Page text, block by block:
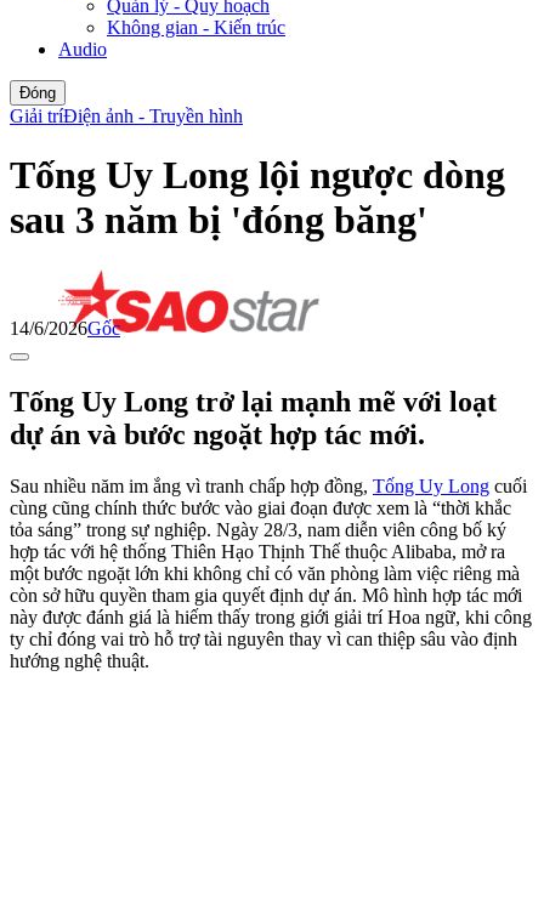
Quản lý - Quy hoạch
Không gian - Kiến trúc
Audio
Đóng
Giải tríĐiện ảnh - Truyền hình
Tống Uy Long lội ngược dòng
sau 3 năm bị 'đóng băng'
14/6/2026Gốc
Tống Uy Long trở lại mạnh mẽ với loạt
dự án và bước ngoặt hợp tác mới.
Sau nhiều năm im ắng vì tranh chấp hợp đồng, Tống Uy Long cuối
cùng cũng chính thức bước vào giai đoạn được xem là “thời khắc
tỏa sáng” trong sự nghiệp. Ngày 28/3, nam diễn viên công bố ký
hợp tác với hệ thống Thiên Hạo Thịnh Thế thuộc Alibaba, mở ra
một bước ngoặt lớn khi không chỉ có văn phòng làm việc riêng mà
còn sở hữu quyền tham gia quyết định dự án. Mô hình hợp tác mới
này được đánh giá là hiếm thấy trong giới giải trí Hoa ngữ, khi công
ty chỉ đóng vai trò hỗ trợ tài nguyên thay vì can thiệp sâu vào định
hướng nghệ thuật.